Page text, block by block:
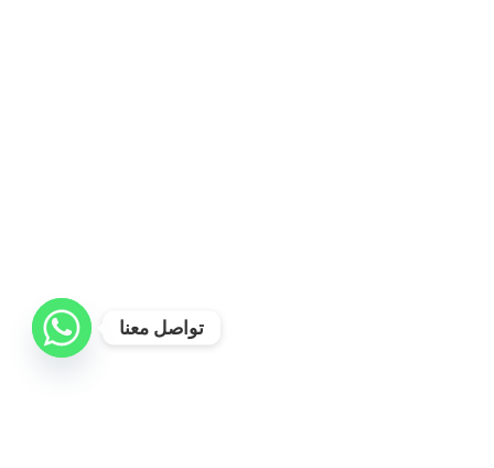
تواصل معنا